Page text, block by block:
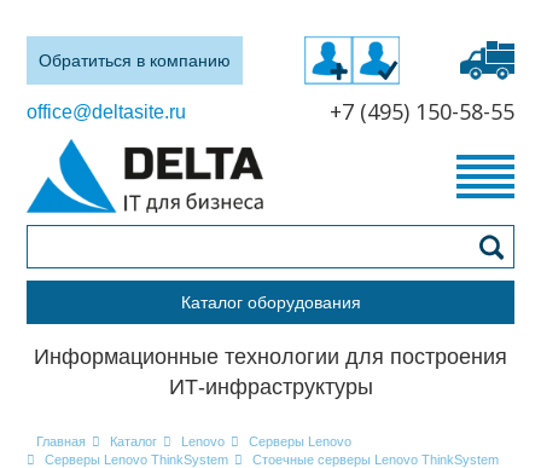
Обратиться в компанию
office@deltasite.ru +7 (495) 150-58-55
Каталог оборудования
Информационные технологии для построения
ИТ-инфраструктуры
Главная Каталог Lenovo
Серверы Lenovo
Серверы Lenovo ThinkSystem
Стоечные серверы Lenovo ThinkSystem